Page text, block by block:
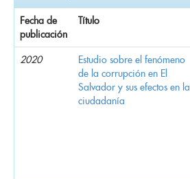
Fecha de
publicación
Título
2020
Estudio sobre el fenómeno
de la corrupción en El
Salvador y sus efectos en la
ciudadanía